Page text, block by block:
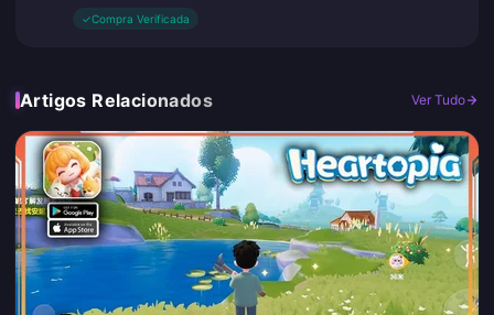
✓Compra Verificada
Artigos Relacionados Ver Tudo